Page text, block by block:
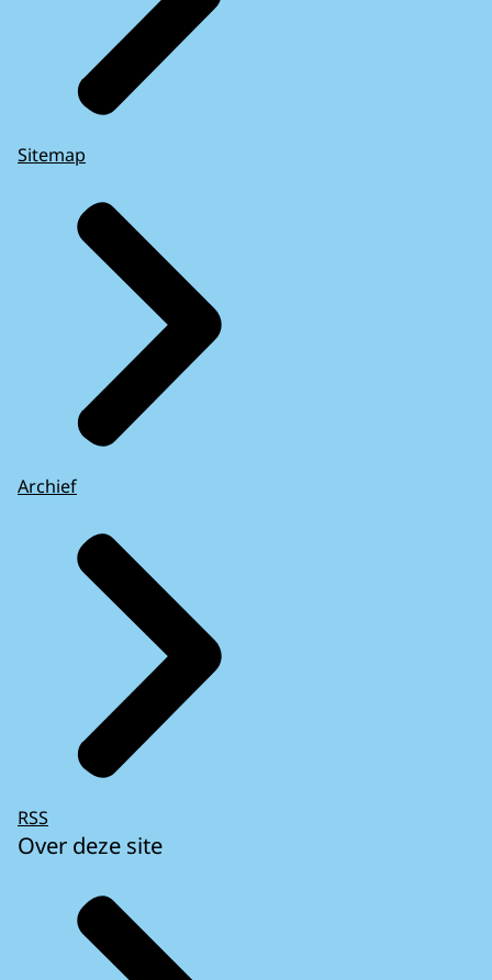
Sitemap
Archief
RSS
Over deze site